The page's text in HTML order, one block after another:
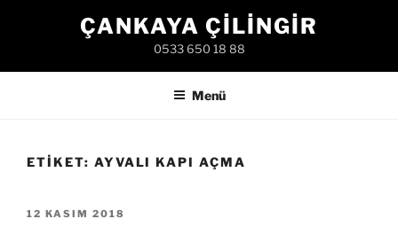
ÇANKAYA ÇILINGIR
0533 650 18 88
Menü
ETIKET: AYVALI KAPI AÇMA
YAYIM
12 KASIM 2018